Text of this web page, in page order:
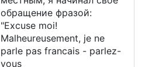
обращение фразой:
"Excuse moi!
Malheureusement, je ne
parle pas francais - parlez-
vous